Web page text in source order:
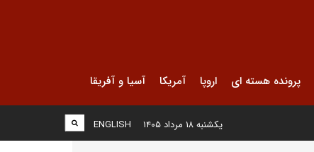
پرونده هسته ای اروپا آمریکا آسیا و آفریقا
ENGLISH یکشنبه ۱۸ مرداد ۱۴۰۵